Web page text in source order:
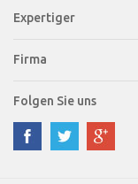
Expertiger
Firma
Folgen Sie uns